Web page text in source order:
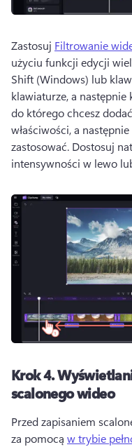
Zastosuj Filtrowanie
użyciu funkcji edycji
Shift (Windows) lub
klawiaturze, a
do którego chcesz
właściwości, a
zastosować. Dostosuj
intensywności w lewo
Krok 4.
scalonego wideo
Przed zapisaniem
za pomocą w trybie